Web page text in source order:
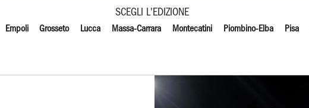
SCEGLI L'EDIZIONE
Empoli Grosseto Lucca Massa-Carrara Montecatini Piombino-Elba Pisa